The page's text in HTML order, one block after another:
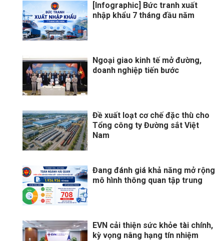
[Infographic] Bức tranh xuất
nhập khẩu 7 tháng đầu năm
Ngoại giao kinh tế mở đường,
doanh nghiệp tiến bước
Đề xuất loạt cơ chế đặc thù cho
Tổng công ty Đường sắt Việt
Nam
Đang đánh giá khả năng mở rộng
mô hình thông quan tập trung
EVN cải thiện sức khỏe tài chính,
kỳ vọng nâng hạng tín nhiệm